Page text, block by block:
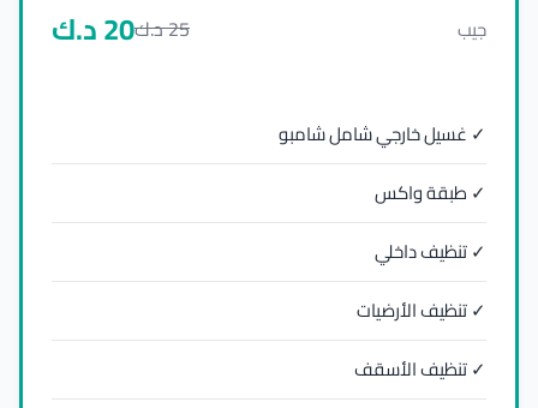
جيب 25د.ك20د.ك
✓ غسيل خارجي شامل شامبو
✓ طبقة واكس
✓ تنظيف داخلي
✓ تنظيف الأرضيات
✓ تنظيف الأسقف